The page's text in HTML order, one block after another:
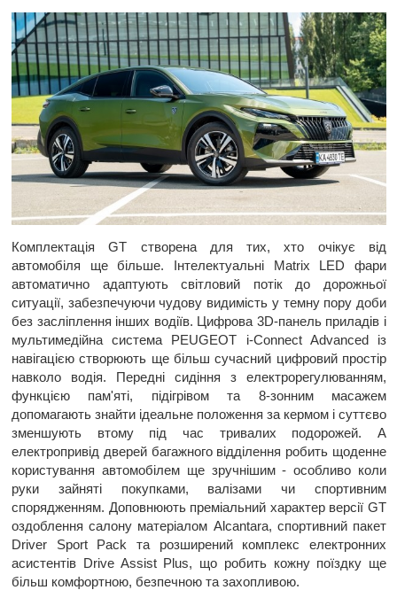
Комплектація GT створена для тих, хто очікує від
автомобіля ще більше. Інтелектуальні Matrix LED фари
автоматично адаптують світловий потік до дорожньої
ситуації, забезпечуючи чудову видимість у темну пору доби
без засліплення інших водіїв. Цифрова 3D-панель приладів і
мультимедійна система PEUGEOT i-Connect Advanced із
навігацією створюють ще більш сучасний цифровий простір
навколо водія. Передні сидіння з електрорегулюванням,
функцією пам'яті, підігрівом та 8-зонним масажем
допомагають знайти ідеальне положення за кермом і суттєво
зменшують втому під час тривалих подорожей. А
електропривід дверей багажного відділення робить щоденне
користування автомобілем ще зручнішим - особливо коли
руки зайняті покупками, валізами чи спортивним
спорядженням. Доповнюють преміальний характер версії GT
оздоблення салону матеріалом Alcantara, спортивний пакет
Driver Sport Pack та розширений комплекс електронних
асистентів Drive Assist Plus, що робить кожну поїздку ще
більш комфортною, безпечною та захопливою.